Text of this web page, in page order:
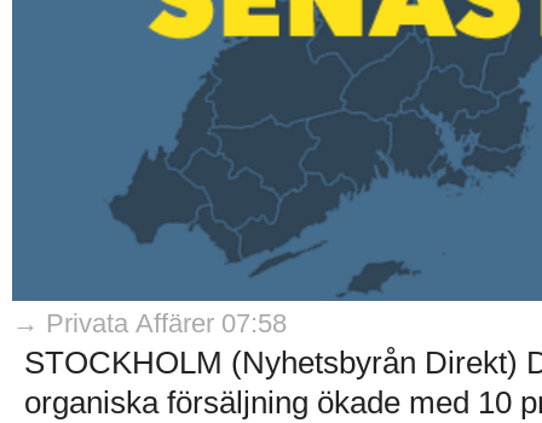
→ Privata Affärer 07:58
STOCKHOLM (Nyhetsbyrån Direkt)
organiska försäljning ökade med 10